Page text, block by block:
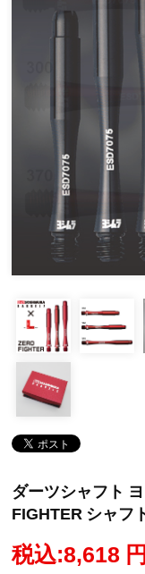
ダーツシャフト
FIGHTER シャフ
税込:8,618